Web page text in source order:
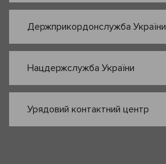
Держприкордонслужба України
Нацдержслужба України
Урядовий контактний центр